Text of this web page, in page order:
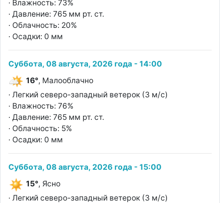
· Влажность: 73%
· Давление: 765 мм рт. ст.
· Облачность: 20%
· Осадки: 0 мм
Суббота, 08 августа, 2026 года - 14:00
16°, Малооблачно
· Легкий северо-западный ветерок (3 м/с)
· Влажность: 76%
· Давление: 765 мм рт. ст.
· Облачность: 5%
· Осадки: 0 мм
Суббота, 08 августа, 2026 года - 15:00
15°, Ясно
· Легкий северо-западный ветерок (3 м/с)